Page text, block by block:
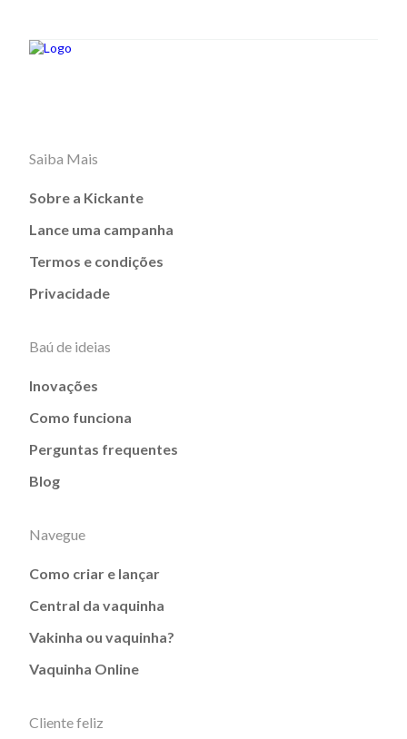
Saiba Mais
Sobre a Kickante
Lance uma campanha
Termos e condições
Privacidade
Baú de ideias
Inovações
Como funciona
Perguntas frequentes
Blog
Navegue
Como criar e lançar
Central da vaquinha
Vakinha ou vaquinha?
Vaquinha Online
Cliente feliz